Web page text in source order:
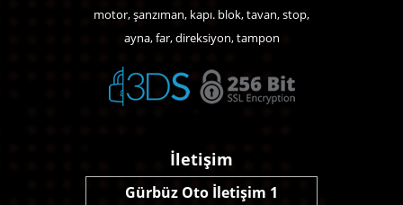
motor, şanzıman, kapı. blok, tavan, stop,
ayna, far, direksiyon, tampon
İletişim
Gürbüz Oto İletişim 1